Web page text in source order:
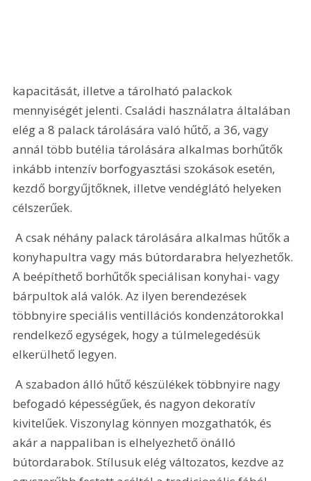
kapacitását, illetve a tárolható palackok
mennyiségét jelenti. Családi használatra általában
elég a 8 palack tárolására való hűtő, a 36, vagy
annál több butélia tárolására alkalmas borhűtők
inkább intenzív borfogyasztási szokások esetén,
kezdő borgyűjtőknek, illetve vendéglátó helyeken
célszerűek.
A csak néhány palack tárolására alkalmas hűtők a
konyhapultra vagy más bútordarabra helyezhetők.
A beépíthető borhűtők speciálisan konyhai- vagy
bárpultok alá valók. Az ilyen berendezések
többnyire speciális ventillációs kondenzátorokkal
rendelkező egységek, hogy a túlmelegedésük
elkerülhető legyen.
A szabadon álló hűtő készülékek többnyire nagy
befogadó képességűek, és nagyon dekoratív
kivitelűek. Viszonylag könnyen mozgathatók, és
akár a nappaliban is elhelyezhető önálló
bútordarabok. Stílusuk elég változatos, kezdve az